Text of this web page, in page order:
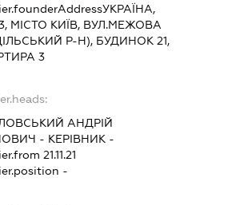
УКРАЇНА,
МІСТО КИЇВ, ВУЛ.МЕЖОВА
Р-Н), БУДИНОК 21,
3
АНДРІЙ
- КЕРІВНИК -
21.11.21
-